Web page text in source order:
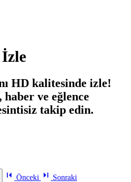
HD kalitesinde izle!
ve eğlence
takip edin.
Önceki Sonraki